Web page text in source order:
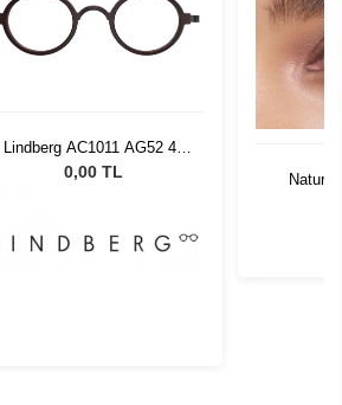
Lindberg AC1011 AG52 42
135
0,00 TL